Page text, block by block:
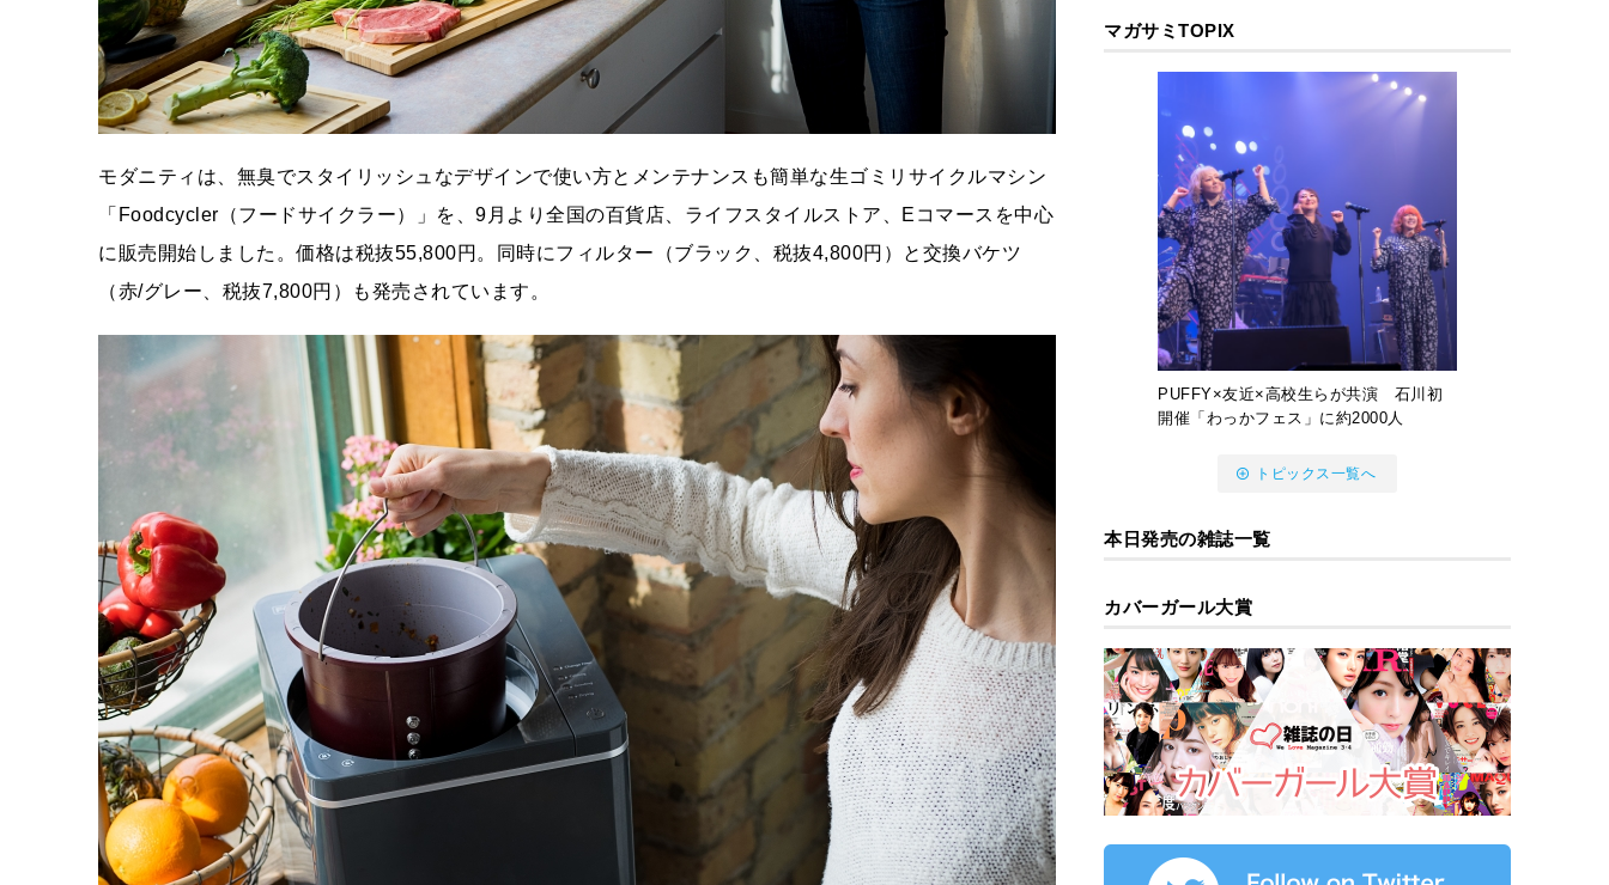
モダニティは、無臭でスタイリッシュなデザインで使い方とメンテナンスも簡単な生ゴミリサイクルマシン
「Foodcycler（フードサイクラー）」を、9月より全国の百貨店、ライフスタイルストア、Eコマースを中心
に販売開始しました。価格は税抜55,800円。同時にフィルター（ブラック、税抜4,800円）と交換バケツ
（赤/グレー、税抜7,800円）も発売されています。
マガサミTOPIX
PUFFY×友近×高校生らが共演 石川初
開催「わっかフェス」に約2000人
トピックス一覧へ
本日発売の雑誌一覧
カバーガール大賞